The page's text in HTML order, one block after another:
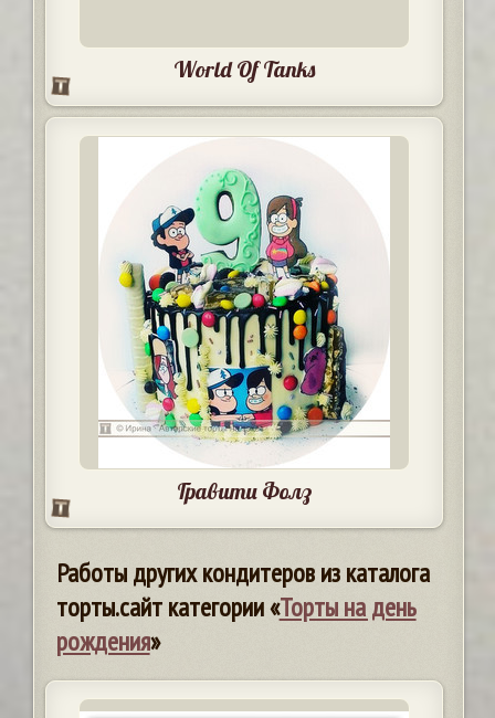
World Of Tanks
Гравити Фолз
Работы других кондитеров из каталога
торты.сайт категории «Торты на день
рождения»